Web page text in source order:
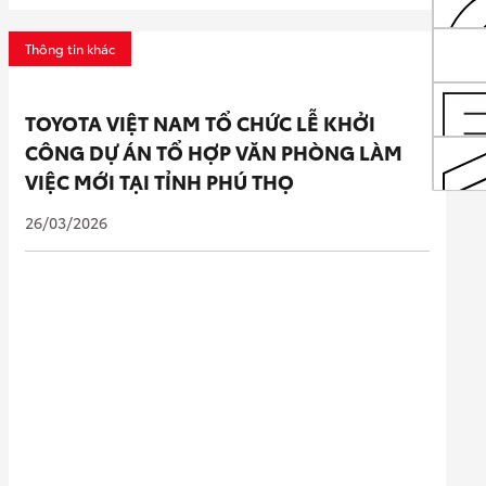
Thông tin khác
TOYOTA VIỆT NAM TỔ CHỨC LỄ KHỞI
CÔNG DỰ ÁN TỔ HỢP VĂN PHÒNG LÀM
VIỆC MỚI TẠI TỈNH PHÚ THỌ
26/03/2026